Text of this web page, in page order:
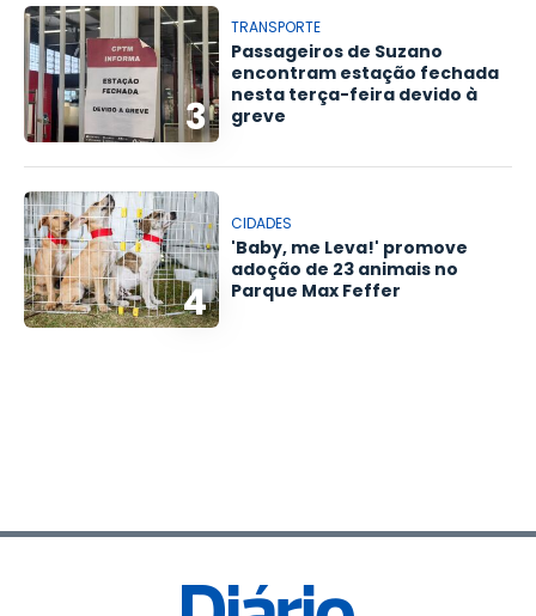
3
TRANSPORTE
Passageiros de Suzano
encontram estação fechada
nesta terça-feira devido à
greve
4
CIDADES
'Baby, me Leva!' promove
adoção de 23 animais no
Parque Max Feffer